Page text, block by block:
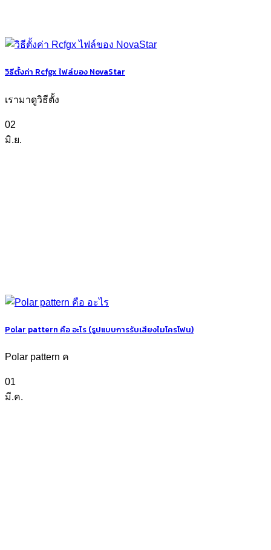
วิธีตั้งค่า Rcfgx ไฟล์ของ NovaStar
เรามาดูวิธีตั้ง
02
มิ.ย.
Polar pattern คือ อะไร (รูปแบบการรับเสียงไมโครโฟน)
Polar pattern ค
01
มี.ค.